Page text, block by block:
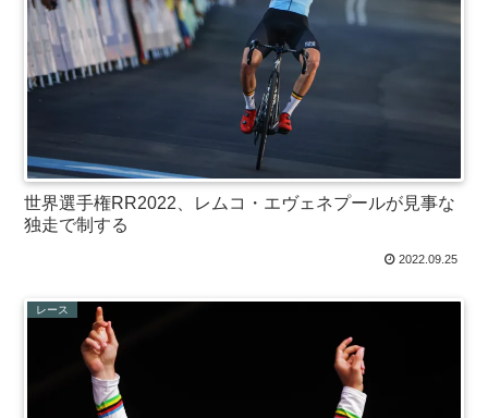
世界選手権RR2022、レムコ・エヴェネプールが見事な
独走で制する
2022.09.25
レース